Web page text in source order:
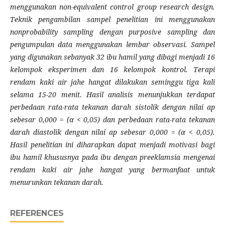
menggunakan non-equivalent control group research design.
Teknik pengambilan sampel penelitian ini menggunakan
nonprobability sampling dengan purposive sampling dan
pengumpulan data menggunakan lembar observasi. Sampel
yang digunakan sebanyak 32 ibu hamil yang dibagi menjadi 16
kelompok eksperimen dan 16 kelompok kontrol. Terapi
rendam kaki air jahe hangat dilakukan seminggu tiga kali
selama 15-20 menit. Hasil analisis menunjukkan terdapat
perbedaan rata-rata tekanan darah sistolik dengan nilai ap
sebesar 0,000 = (α < 0,05) dan perbedaan rata-rata tekanan
darah diastolik dengan nilai ap sebesar 0,000 = (α < 0,05).
Hasil penelitian ini diharapkan dapat menjadi motivasi bagi
ibu hamil khususnya pada ibu dengan preeklamsia mengenai
rendam kaki air jahe hangat yang bermanfaat untuk
menurunkan tekanan darah.
REFERENCES